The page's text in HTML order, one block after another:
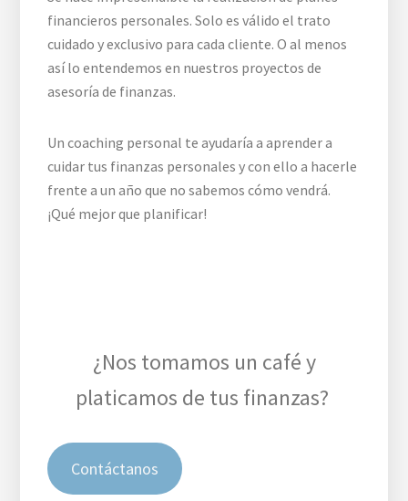
financieros personales. Solo es válido el trato
cuidado y exclusivo para cada cliente. O al menos
así lo entendemos en nuestros proyectos de
asesoría de finanzas.
Un coaching personal te ayudaría a aprender a
cuidar tus finanzas personales y con ello a hacerle
frente a un año que no sabemos cómo vendrá.
¡Qué mejor que planificar!
¿Nos tomamos un café y
platicamos de tus finanzas?
Contáctanos